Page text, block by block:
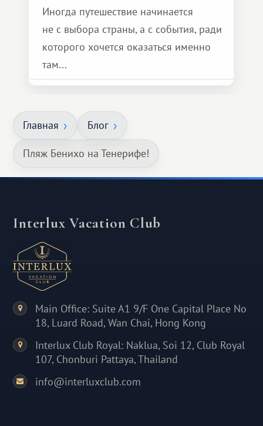
Иногда путешествие начинается
не с выбора страны, а с события, ради
которого хочется оказаться именно
там...
Главная Блог
Пляж Бенихо на Тенерифе!
Interlux Vacation Club
Main Office: Suite A1 9/F One Capital Place No
18, Luard Road, Wan Chai, Hong Kong
Interlux Club Royal: Naklua, Soi 12, Club Royal
107, Chonburi Pattaya, Thailand
info@interluxclub.com